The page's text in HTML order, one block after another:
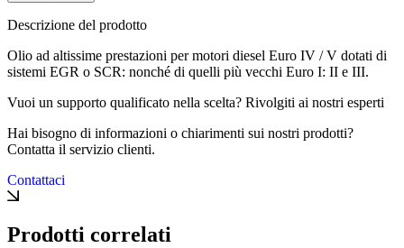
Descrizione del prodotto
Olio ad altissime prestazioni per motori diesel Euro IV / V dotati di
sistemi EGR o SCR: nonché di quelli più vecchi Euro I: II e III.
Vuoi un supporto qualificato nella scelta? Rivolgiti ai nostri esperti
Hai bisogno di informazioni o chiarimenti sui nostri prodotti?
Contatta il servizio clienti.
Contattaci
Prodotti correlati